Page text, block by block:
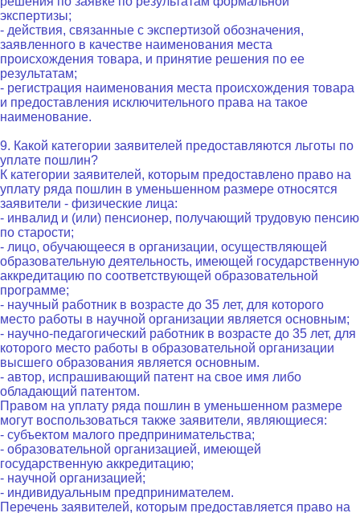
экспертизы;
- действия, связанные с экспертизой обозначения,
заявленного в качестве наименования места
происхождения товара, и принятие решения по ее
результатам;
- регистрация наименования места происхождения товара
и предоставления исключительного права на такое
наименование.
9. Какой категории заявителей предоставляются льготы по
уплате пошлин?
К категории заявителей, которым предоставлено право на
уплату ряда пошлин в уменьшенном размере относятся
заявители - физические лица:
- инвалид и (или) пенсионер, получающий трудовую пенсию
по старости;
- лицо, обучающееся в организации, осуществляющей
образовательную деятельность, имеющей государственную
аккредитацию по соответствующей образовательной
программе;
- научный работник в возрасте до 35 лет, для которого
место работы в научной организации является основным;
- научно-педагогический работник в возрасте до 35 лет, для
которого место работы в образовательной организации
высшего образования является основным.
- автор, испрашивающий патент на свое имя либо
обладающий патентом.
Правом на уплату ряда пошлин в уменьшенном размере
могут воспользоваться также заявители, являющиеся:
- субъектом малого предпринимательства;
- образовательной организацией, имеющей
государственную аккредитацию;
- научной организацией;
- индивидуальным предпринимателем.
Перечень заявителей, которым предоставляется право на